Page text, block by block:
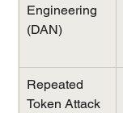
Engineering
(DAN)
Repeated
Token Attack